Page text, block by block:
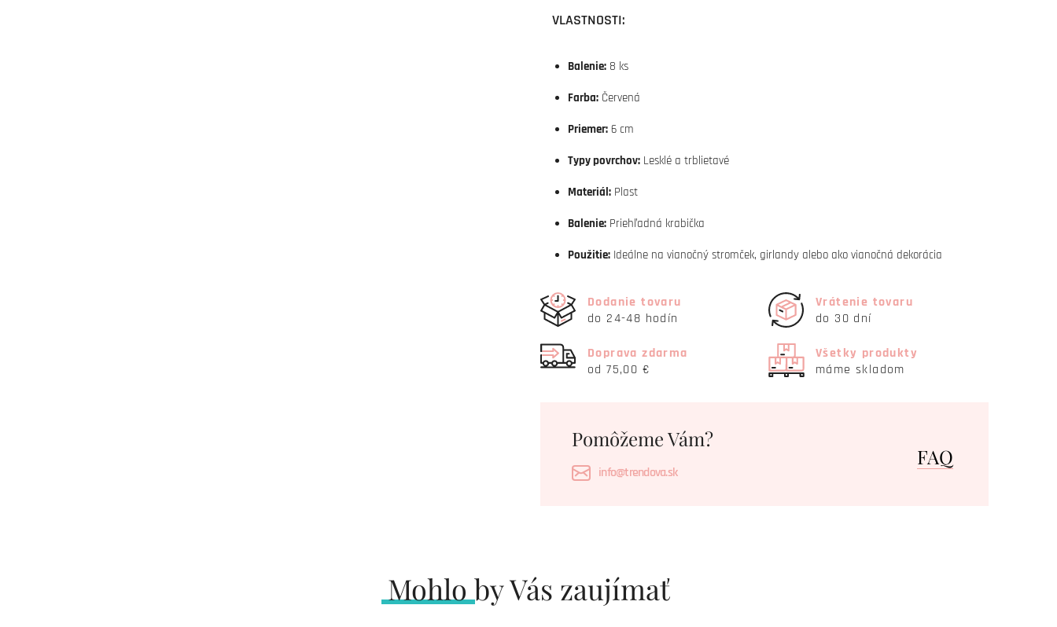
VLASTNOSTI:
Balenie: 8 ks
Farba: Červená
Priemer: 6 cm
Typy povrchov: Lesklé a trblietavé
Materiál: Plast
Balenie: Priehľadná krabička
Použitie: Ideálne na vianočný stromček, girlandy alebo ako vianočná dekorácia
Dodanie tovaru
do 24-48 hodín
Vrátenie tovaru
do 30 dní
Doprava zdarma
od 75,00 €
Všetky produkty
máme skladom
Pomôžeme Vám?
info@trendova.sk
FAQ
Mohlo by Vás zaujímať